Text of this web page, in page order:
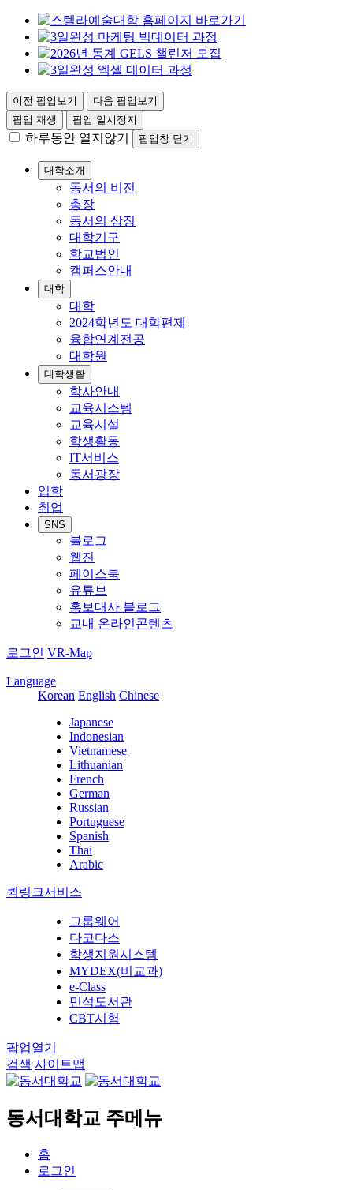
이전 팝업보기
다음 팝업보기
팝업 재생
팝업 일시정지
하루동안 열지않기 팝업창 닫기
대학소개
동서의 비전
총장
동서의 상징
대학기구
학교법인
캠퍼스안내
대학
대학
2024학년도 대학편제
융합연계전공
대학원
대학생활
학사안내
교육시스템
교육시설
학생활동
IT서비스
동서광장
입학
취업
SNS
블로그
웹진
페이스북
유튜브
홍보대사 블로그
교내 온라인콘텐츠
로그인 VR-Map
Language
Korean English Chinese
Japanese
Indonesian
Vietnamese
Lithuanian
French
German
Russian
Portuguese
Spanish
Thai
Arabic
퀵링크서비스
그룹웨어
다코다스
학생지원시스템
MYDEX(비교과)
e-Class
민석도서관
CBT시험
팝업열기
검색 사이트맵
동서대학교 주메뉴
홈
로그인